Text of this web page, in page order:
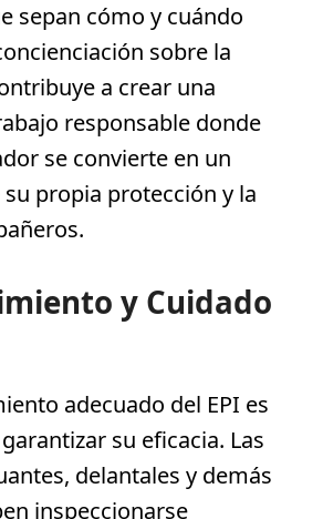
sepan cómo y cuándo
sobre la
a crear una
responsable donde
se convierte en un
propia protección y la
y Cuidado
adecuado del EPI es
su eficacia. Las
delantales y demás
inspeccionarse